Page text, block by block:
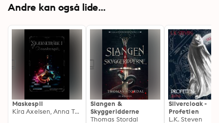
Andre kan også lide...
Maskespil
Kira Axelsen, Anna Toftdahl-Olesen
Slangen &
Skyggeridderne
Thomas Stordal
Silvercloak -
Profetien
L.K. Steven